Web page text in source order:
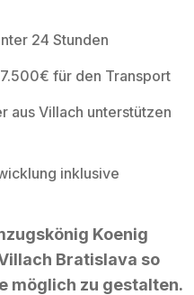
24 Stunden
für den Transport
aus Villach unterstützen
inklusive
Koenig
Bratislava so
möglich zu gestalten.